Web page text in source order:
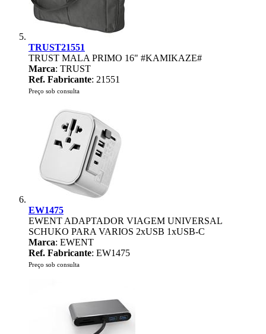
TRUST21551
TRUST MALA PRIMO 16" #KAMIKAZE#
Marca: TRUST
Ref. Fabricante: 21551
Preço sob consulta
EW1475
EWENT ADAPTADOR VIAGEM UNIVERSAL
SCHUKO PARA VARIOS 2xUSB 1xUSB-C
Marca: EWENT
Ref. Fabricante: EW1475
Preço sob consulta